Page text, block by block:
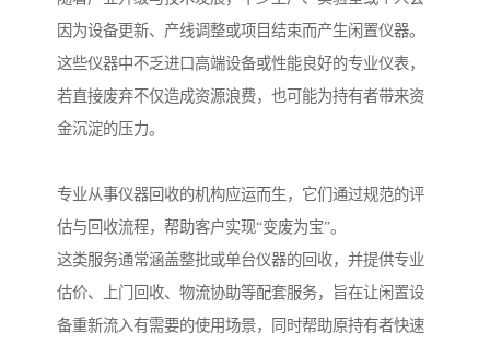
因为设备更新、产线调整或项目结束而产生闲置仪器。
这些仪器中不乏进口高端设备或性能良好的专业仪表，
若直接废弃不仅造成资源浪费，也可能为持有者带来资
金沉淀的压力。
专业从事仪器回收的机构应运而生，它们通过规范的评
估与回收流程，帮助客户实现“变废为宝”。
这类服务通常涵盖整批或单台仪器的回收，并提供专业
估价、上门回收、物流协助等配套服务，旨在让闲置设
备重新流入有需要的使用场景，同时帮助原持有者快速